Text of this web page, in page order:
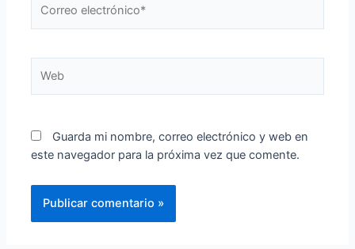
electrónico*
Guarda mi nombre, correo electrónico y web en
este navegador para la próxima vez que comente.